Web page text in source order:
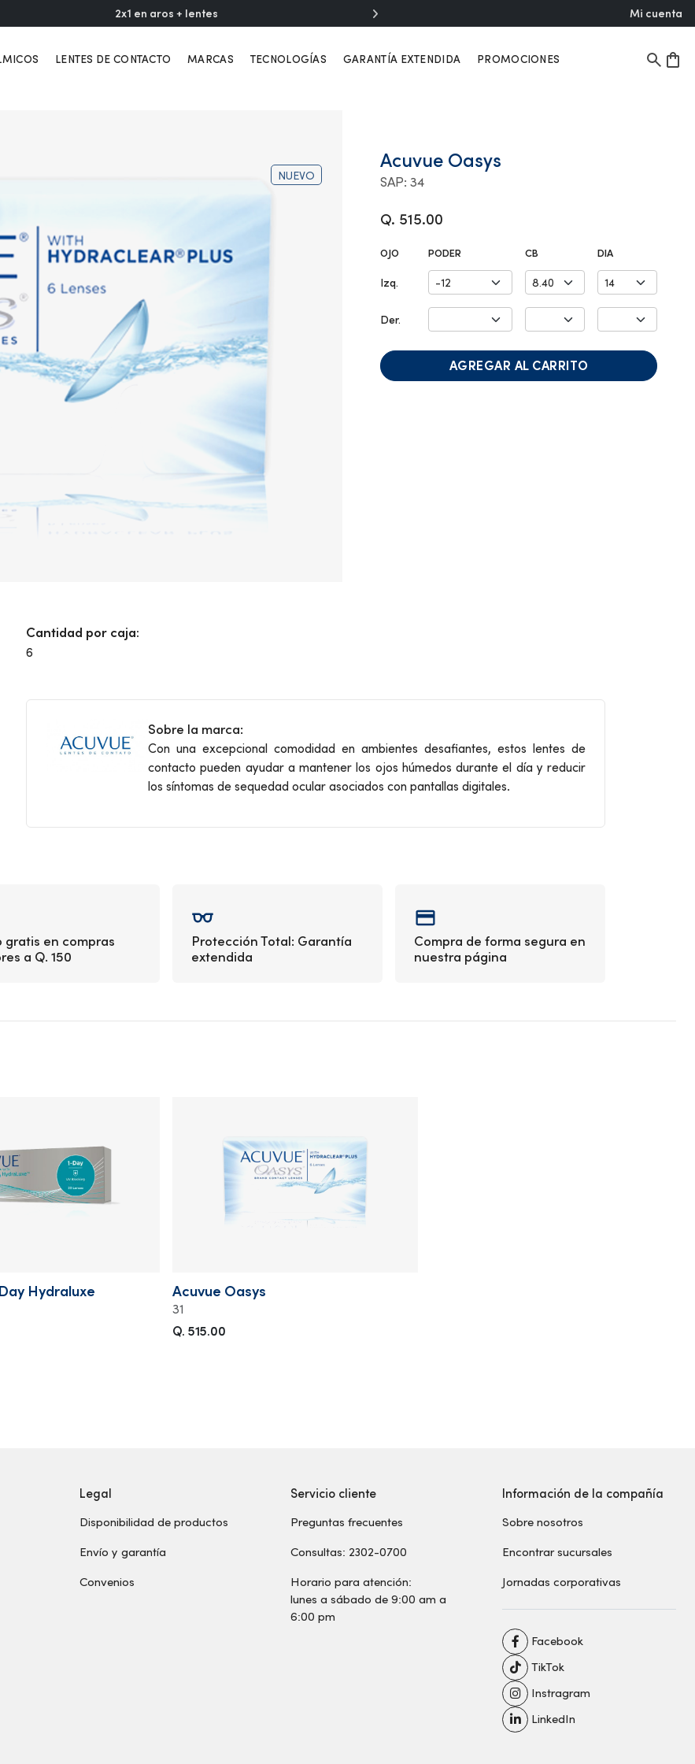
2x1 en aros + lentes Mi cuenta
LENTES DE CONTACTO MARCAS TECNOLOGÍAS GARANTÍA EXTENDIDA PROMOCIONES
NUEVO
Acuvue Oasys
SAP: 34
Q. 515.00
OJO PODER CB DIA
Izq.
Der.
AGREGAR AL CARRITO
Cantidad por caja:
6
Sobre la marca:
Con una excepcional comodidad en ambientes desafiantes, estos lentes de
contacto pueden ayudar a mantener los ojos húmedos durante el día y reducir
los síntomas de sequedad ocular asociados con pantallas digitales.
gratis en compras
a Q. 150
Protección Total: Garantía
extendida
Compra de forma segura en
nuestra página
Hydraluxe Acuvue Oasys
31
Q. 515.00
Legal
Disponibilidad de productos
Envío y garantía
Convenios
Servicio cliente
Preguntas frecuentes
Consultas: 2302-0700
Horario para atención:
lunes a sábado de 9:00 am a
6:00 pm
Información de la compañía
Sobre nosotros
Encontrar sucursales
Jornadas corporativas
Facebook
TikTok
Instragram
LinkedIn